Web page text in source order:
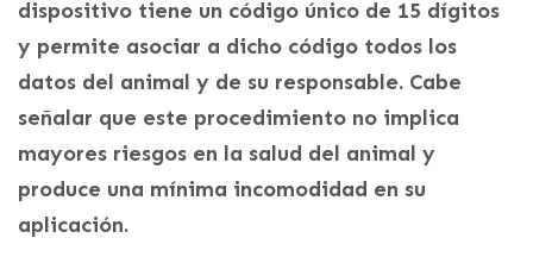
dispositivo tiene un código único de 15 dígitos
y permite asociar a dicho código todos los
datos del animal y de su responsable. Cabe
señalar que este procedimiento no implica
mayores riesgos en la salud del animal y
produce una mínima incomodidad en su
aplicación.